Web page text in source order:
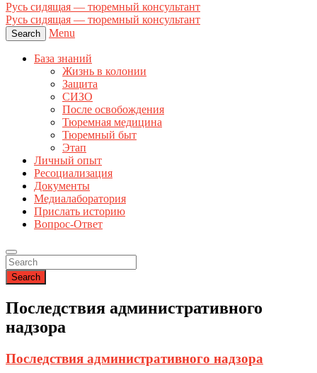
Русь сидящая — тюремный консультант
Русь сидящая — тюремный консультант
Search Menu
База знаний
Жизнь в колонии
Защита
СИЗО
После освобождения
Тюремная медицина
Тюремный быт
Этап
Личный опыт
Ресоциализация
Документы
Медиалаборатория
Прислать историю
Вопрос-Ответ
Search
Последствия административного
надзора
Последствия административного надзора